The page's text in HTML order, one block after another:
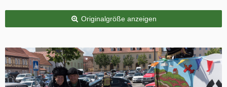
Originalgröße anzeigen